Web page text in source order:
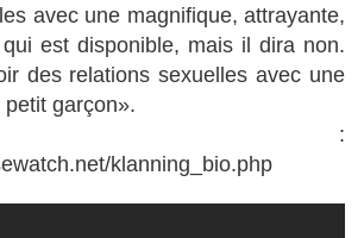
avec une magnifique, attrayante,
est disponible, mais il dira non.
des relations sexuelles avec une
garçon».
:
klanning_bio.php